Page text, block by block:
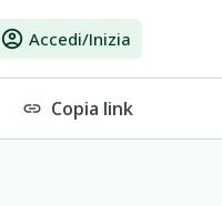
account_circle Accedi/Inizia
link Copia link